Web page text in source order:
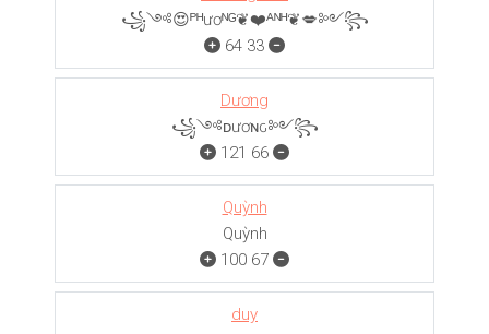
꧁༺😍ᴾᴴươᴺᴳ❦❤️ᴬᴺᴴ❦💋༻꧂
64 33
Dương
꧁༺ᴅươɴԍ༻꧂
121 66
Quỳnh
Quỳnh
100 67
duy